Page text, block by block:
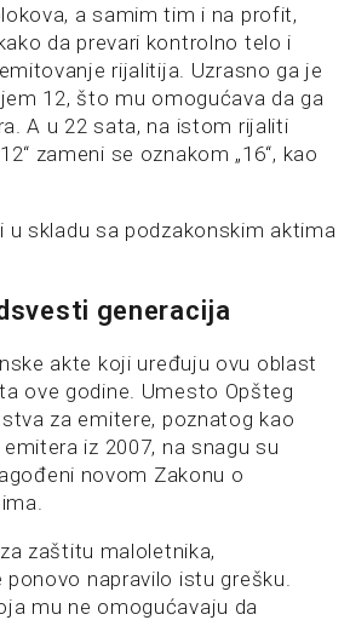
a samim tim i na profit,
da prevari kontrolno telo i
rijalitija. Uzrasno ga je
12, što mu omogućava da ga
A u 22 sata, na istom rijaliti
zameni se oznakom „16“, kao
u skladu sa podzakonskim aktima
generacija
akte koji uređuju ovu oblast
ove godine. Umesto Opšteg
za emitere, poznatog kao
iz 2007, na snagu su
novom Zakonu o
zaštitu maloletnika,
napravilo istu grešku.
mu ne omogućavaju da